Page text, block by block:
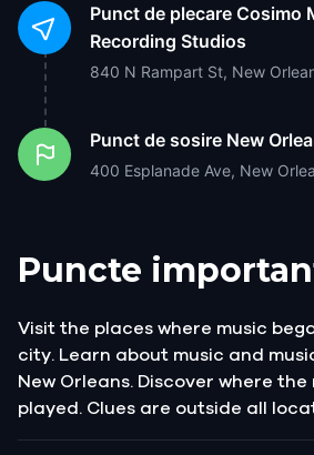
Punct de plecare Cosimo
Recording Studios
840 N Rampart St, New
Punct de sosire New
400 Esplanade Ave, New
Puncte
Visit the places where music
city. Learn about music and
New Orleans. Discover where the
played. Clues are outside all